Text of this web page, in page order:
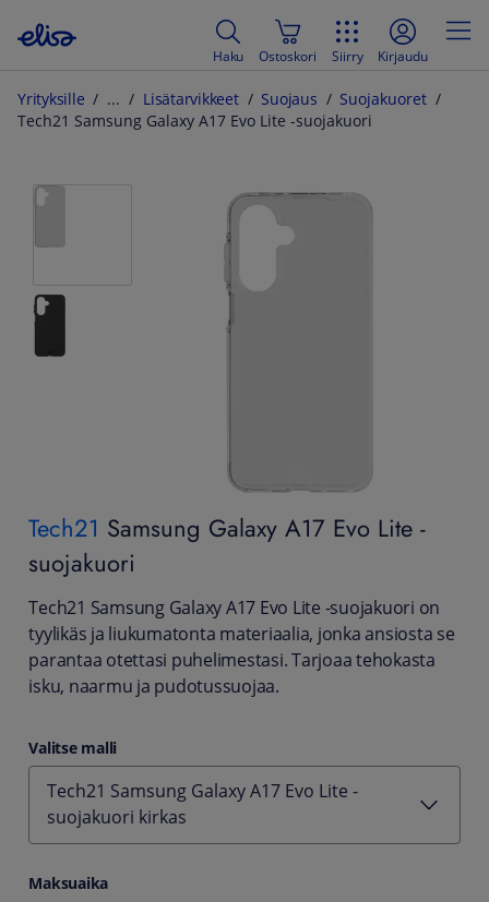
Haku Ostoskori Siirry Kirjaudu
Yrityksille Lisätarvikkeet Suojaus
Suojakuoret
Tech21 Samsung Galaxy A17 Evo Lite -suojakuori
Tech21 Samsung Galaxy A17 Evo Lite -
suojakuori
Tech21 Samsung Galaxy A17 Evo Lite -suojakuori on
tyylikäs ja liukumatonta materiaalia, jonka ansiosta se
parantaa otettasi puhelimestasi. Tarjoaa tehokasta
isku, naarmu ja pudotussuojaa.
Valitse malli
Tech21 Samsung Galaxy A17 Evo Lite -
suojakuori kirkas
Maksuaika